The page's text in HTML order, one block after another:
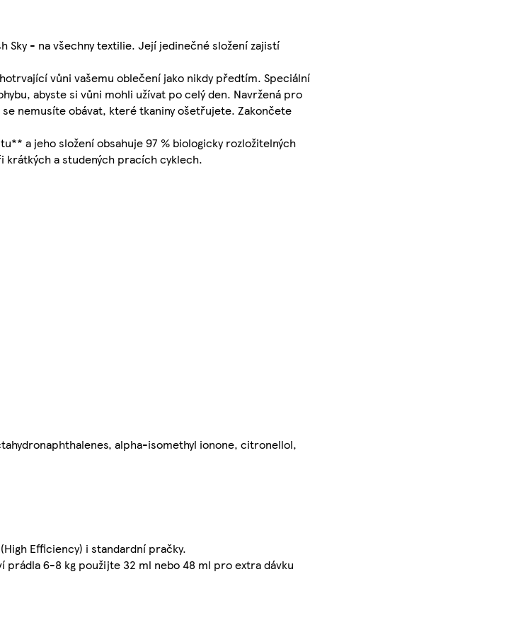
Sky - na všechny textilie. Její jedinečné složení zajistí
vůni vašemu oblečení jako nikdy předtím. Speciální
abyste si vůni mohli užívat po celý den. Navržená pro
nemusíte obávat, které tkaniny ošetřujete. Zakončete
a jeho složení obsahuje 97 % biologicky rozložitelných
krátkých a studených pracích cyklech.
alpha-isomethyl ionone, citronellol,
Efficiency) i standardní pračky.
6-8 kg použijte 32 ml nebo 48 ml pro extra dávku